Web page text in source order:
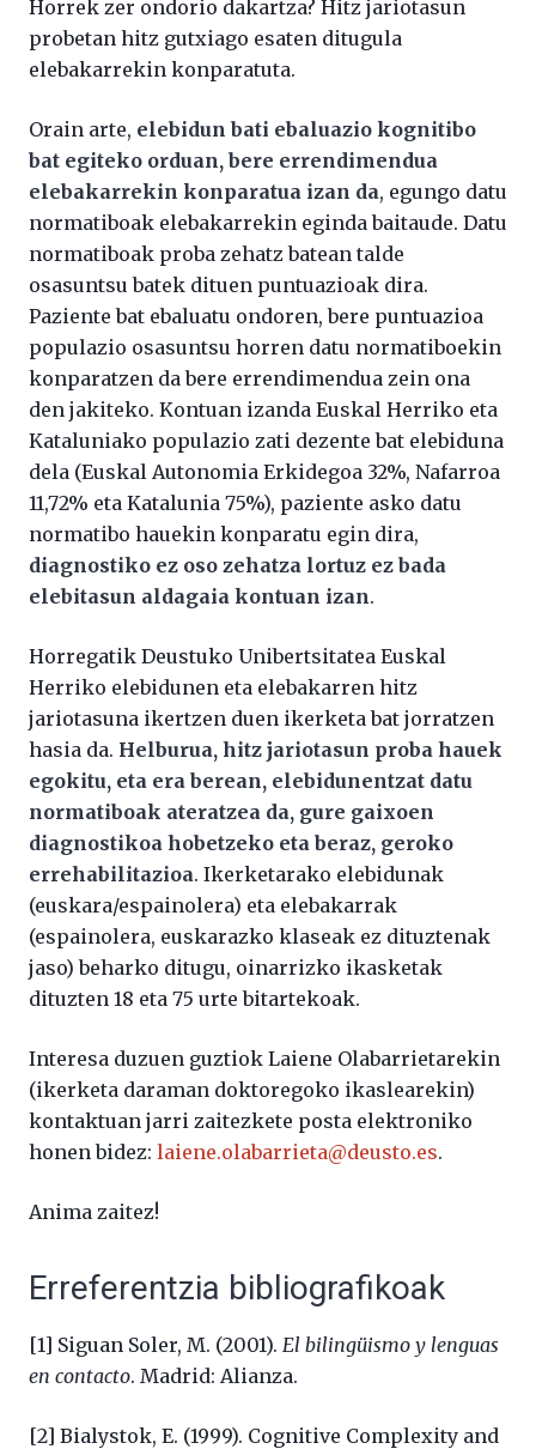
Horrek zer ondorio dakartza? Hitz jariotasun
probetan hitz gutxiago esaten ditugula
elebakarrekin konparatuta.
Orain arte, elebidun bati ebaluazio kognitibo
bat egiteko orduan, bere errendimendua
elebakarrekin konparatua izan da, egungo datu
normatiboak elebakarrekin eginda baitaude. Datu
normatiboak proba zehatz batean talde
osasuntsu batek dituen puntuazioak dira.
Paziente bat ebaluatu ondoren, bere puntuazioa
populazio osasuntsu horren datu normatiboekin
konparatzen da bere errendimendua zein ona
den jakiteko. Kontuan izanda Euskal Herriko eta
Kataluniako populazio zati dezente bat elebiduna
dela (Euskal Autonomia Erkidegoa 32%, Nafarroa
11,72% eta Katalunia 75%), paziente asko datu
normatibo hauekin konparatu egin dira,
diagnostiko ez oso zehatza lortuz ez bada
elebitasun aldagaia kontuan izan.
Horregatik Deustuko Unibertsitatea Euskal
Herriko elebidunen eta elebakarren hitz
jariotasuna ikertzen duen ikerketa bat jorratzen
hasia da. Helburua, hitz jariotasun proba hauek
egokitu, eta era berean, elebidunentzat datu
normatiboak ateratzea da, gure gaixoen
diagnostikoa hobetzeko eta beraz, geroko
errehabilitazioa. Ikerketarako elebidunak
(euskara/espainolera) eta elebakarrak
(espainolera, euskarazko klaseak ez dituztenak
jaso) beharko ditugu, oinarrizko ikasketak
dituzten 18 eta 75 urte bitartekoak.
Interesa duzuen guztiok Laiene Olabarrietarekin
(ikerketa daraman doktoregoko ikaslearekin)
kontaktuan jarri zaitezkete posta elektroniko
honen bidez: laiene.olabarrieta@deusto.es.
Anima zaitez!
Erreferentzia bibliografikoak
[1] Siguan Soler, M. (2001). El bilinguismo y lenguas
en contacto. Madrid: Alianza.
[2] Bialystok, E. (1999). Cognitive Complexity and